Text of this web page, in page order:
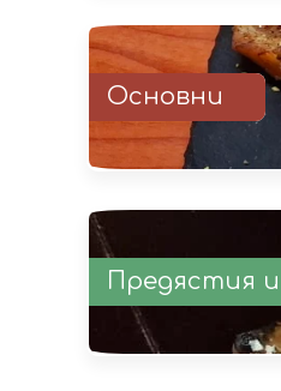
Основни
Предястия